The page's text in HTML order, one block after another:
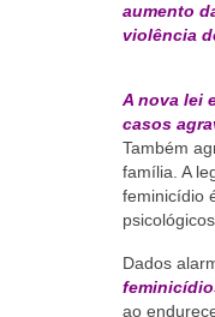
aumento
violência
A nova lei
casos
Também
família. A
feminicídio
Dados
ao